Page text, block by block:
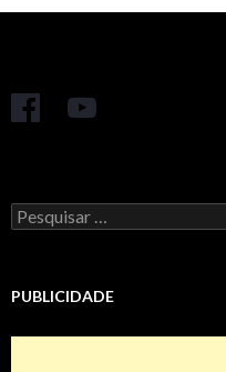
Pesquisar
por:
PUBLICIDADE